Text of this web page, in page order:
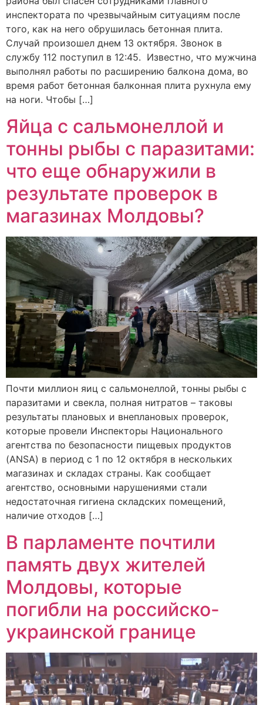
инспектората по чрезвычайным ситуациям после
того, как на него обрушилась бетонная плита.
Случай произошел днем 13 октября. Звонок в
службу 112 поступил в 12:45. Известно, что мужчина
выполнял работы по расширению балкона дома, во
время работ бетонная балконная плита рухнула ему
на ноги. Чтобы […]
Яйца с сальмонеллой и
тонны рыбы с паразитами:
что еще обнаружили в
результате проверок в
магазинах Молдовы?
Почти миллион яиц с сальмонеллой, тонны рыбы с
паразитами и свекла, полная нитратов – таковы
результаты плановых и внеплановых проверок,
которые провели Инспекторы Национального
агентства по безопасности пищевых продуктов
(ANSA) в период с 1 по 12 октября в нескольких
магазинах и складах страны. Как сообщает
агентство, основными нарушениями стали
недостаточная гигиена складских помещений,
наличие отходов […]
В парламенте почтили
память двух жителей
Молдовы, которые
погибли на российско-
украинской границе